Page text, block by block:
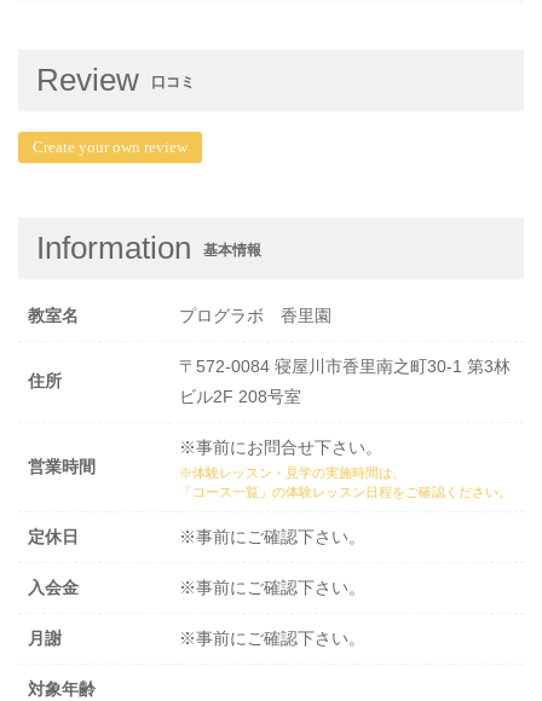
Review 口コミ
Create your own review
Information 基本情報
教室名 プログラボ 香里園
住所
〒572-0084 寝屋川市香里南之町30-1 第3林
ビル2F 208号室
営業時間
※事前にお問合せ下さい。
※体験レッスン・見学の実施時間は、
「コース一覧」の体験レッスン日程をご確認ください。
定休日 ※事前にご確認下さい。
入会金 ※事前にご確認下さい。
月謝 ※事前にご確認下さい。
対象年齢